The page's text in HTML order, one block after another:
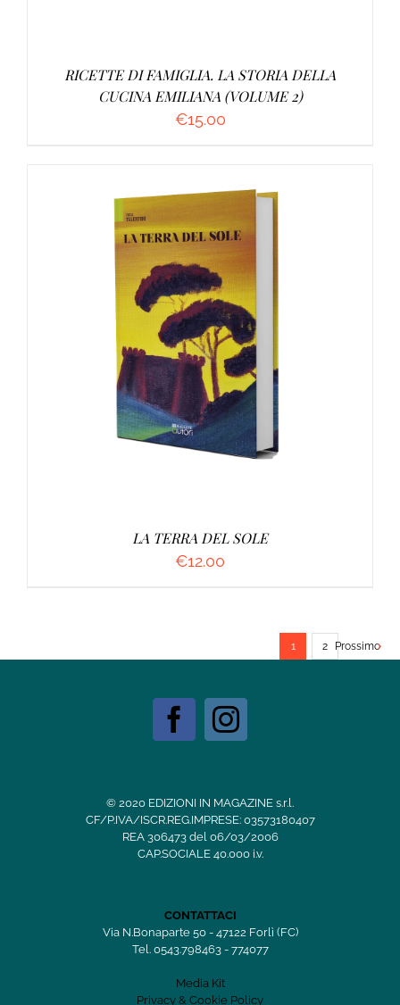
RICETTE DI FAMIGLIA. LA STORIA DELLA
CUCINA EMILIANA (VOLUME 2)
€15.00
AGGIUNGI AL CARRELLO /
LA TERRA DEL SOLE
€12.00
1 2 Prossimo
© 2020 EDIZIONI IN MAGAZINE s.r.l.
CF/P.IVA/ISCR.REG.IMPRESE: 03573180407
REA 306473 del 06/03/2006
CAP.SOCIALE 40.000 i.v.
CONTATTACI
Via N.Bonaparte 50 - 47122 Forlì (FC)
Tel. 0543.798463 - 774077
Media Kit
Privacy & Cookie Policy